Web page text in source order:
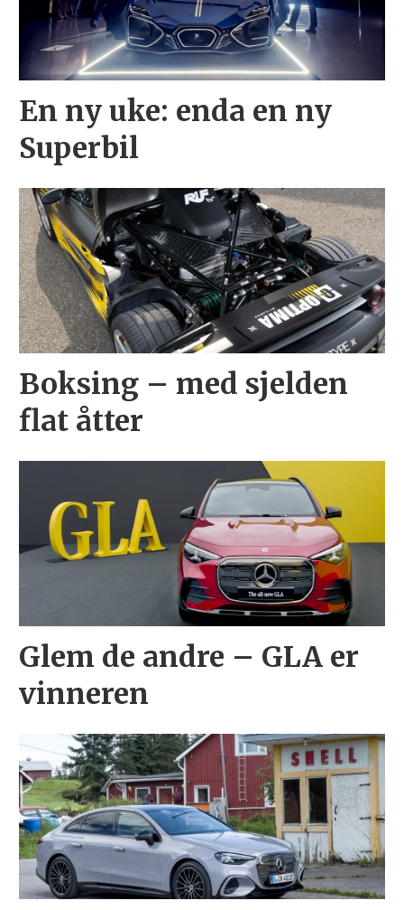
En ny uke: enda en ny
Superbil
Boksing – med sjelden
flat åtter
Glem de andre – GLA er
vinneren